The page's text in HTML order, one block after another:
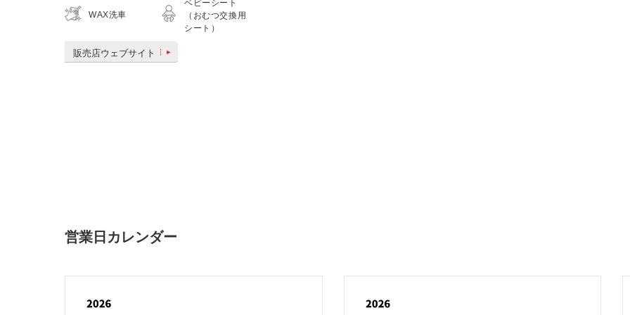
WAX洗車
ベビーシート
（おむつ交換用
シート）
販売店ウェブサイト
営業日カレンダー